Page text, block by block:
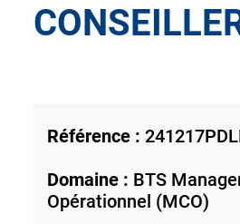
Référence :
Domaine : BTS
Opérationnel (MCO)